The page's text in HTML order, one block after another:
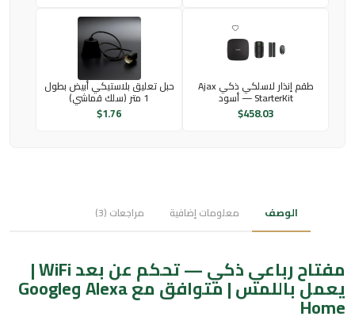
طقم إنذار لاسلكي ذكي Ajax
StarterKit — أسود
$458.03
حبل تعليق بلاستيكي أبيض بطول
1 متر (سلك قماشي)
$1.76
الوصف معلومات إضافية مراجعات (3)
مفتاح رباعي ذكي — تحكم عن بعد WiFi |
يعمل باللمس | متوافق مع Alexa وGoogle
Home